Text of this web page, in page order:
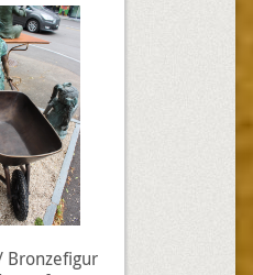
Bronzefigur